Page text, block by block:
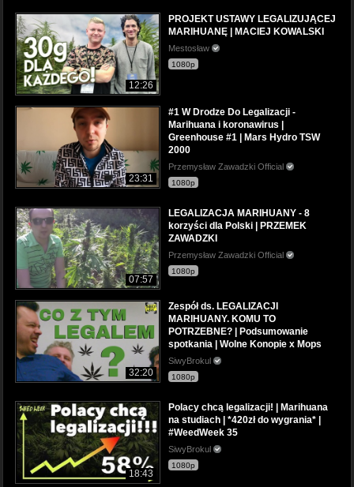
12:26
PROJEKT USTAWY LEGALIZUJĄCEJ
MARIHUANĘ | MACIEJ KOWALSKI
Mestosław
1080p
23:31
#1 W Drodze Do Legalizacji -
Marihuana i koronawirus |
Greenhouse #1 | Mars Hydro TSW
2000
Przemysław Zawadzki Official
1080p
07:57
LEGALIZACJA MARIHUANY - 8
korzyści dla Polski | PRZEMEK
ZAWADZKI
Przemysław Zawadzki Official
1080p
32:20
Zespół ds. LEGALIZACJI
MARIHUANY. KOMU TO
POTRZEBNE? | Podsumowanie
spotkania | Wolne Konopie x Mops
SiwyBrokul
1080p
18:43
Polacy chcą legalizacji! | Marihuana
na studiach | *420zł do wygrania* |
#WeedWeek 35
SiwyBrokul
1080p